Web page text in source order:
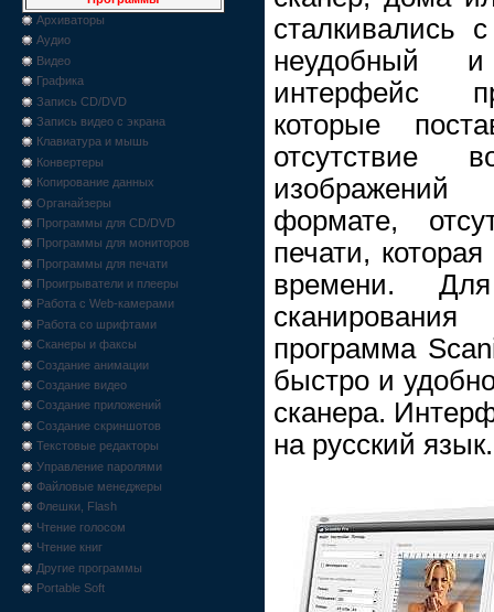
Архиваторы
Аудио
Видео
Графика
Запись CD/DVD
Запись видео с экрана
Клавиатура и мышь
Конвертеры
Копирование данных
Органайзеры
Программы для CD/DVD
Программы для мониторов
Программы для печати
Проигрыватели и плееры
Работа с Web-камерами
Работа со шрифтами
Сканеры и факсы
Создание анимации
Создание видео
Создание приложений
Создание скриншотов
Текстовые редакторы
Управление паролями
Файловые менеджеры
Флешки, Flash
Чтение голосом
Чтение книг
Другие программы
Portable Soft
сталкивались
неудобный
интерфейс
которые
отсутствие
формате,
печати,
времени.
программа
быстро и
сканера.
на русский язык.